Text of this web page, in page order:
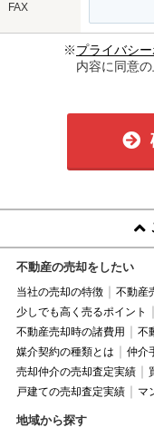
FAX
※プライバシ
内容に同意
不動産の売却をしたい
当社の売却の特徴 不動産
少しでも高く売るポイント
不動産売却時の諸費用
不
媒介契約の種類とは
仲介
売却仲介の売却査定実績
戸建ての売却査定実績
マ
地域から探す